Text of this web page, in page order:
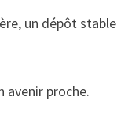
un dépôt stable
avenir proche.